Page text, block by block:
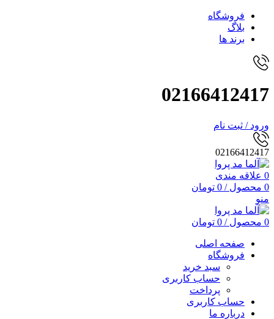
فروشگاه
بلاگ
برند ها
02166412417
ورود / ثبت نام
02166412417
0 علاقه مندی
0 محصول /
0 تومان
منو
0 محصول /
0 تومان
صفحه اصلی
فروشگاه
سبد خرید
حساب کاربری
پرداخت
حساب کاربری
درباره ما